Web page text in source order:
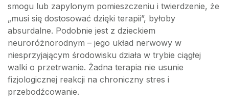
smogu lub zapylonym pomieszczeniu i twierdzenie, że
„musi się dostosować dzięki terapii”, byłoby
absurdalne. Podobnie jest z dzieckiem
neuroróżnorodnym – jego układ nerwowy w
niesprzyjającym środowisku działa w trybie ciągłej
walki o przetrwanie. Żadna terapia nie usunie
fizjologicznej reakcji na chroniczny stres i
przebodźcowanie.